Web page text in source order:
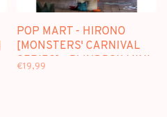
POP MART - HIRONO
[MONSTERS' CARNIVAL
SERIES] - BLINDBOX MINI
€19,99